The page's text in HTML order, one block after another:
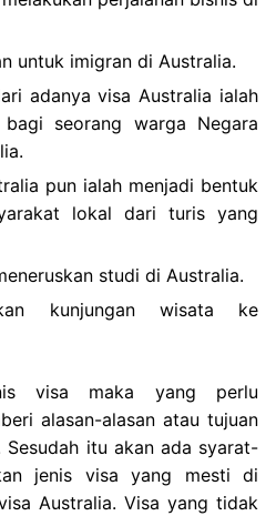
untuk imigran di Australia.
adanya visa Australia ialah
seorang warga Negara
pun ialah menjadi bentuk
lokal dari turis yang
studi di Australia.
kunjungan wisata ke
visa maka yang perlu
alasan-alasan atau tujuan
Sesudah itu akan ada syarat-
jenis visa yang mesti di
Australia. Visa yang tidak